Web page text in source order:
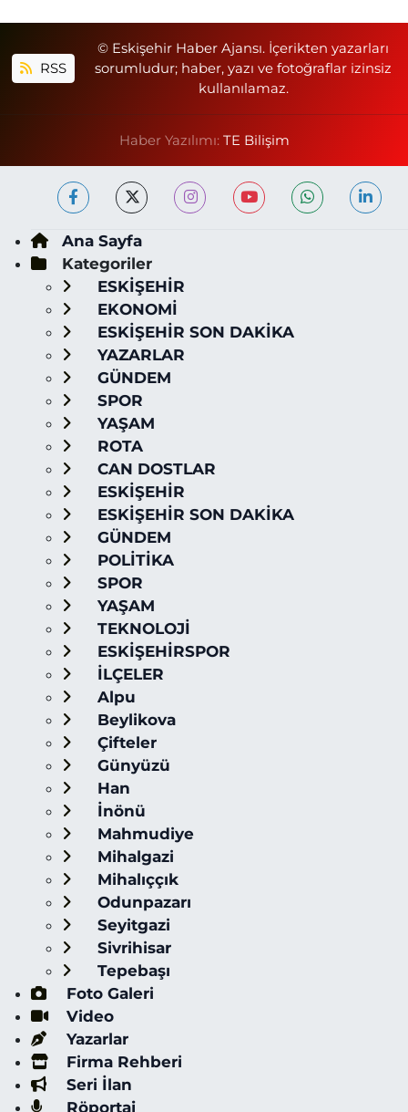
RSS
© Eskişehir Haber Ajansı. İçerikten yazarları
sorumludur; haber, yazı ve fotoğraflar izinsiz
kullanılamaz.
Haber Yazılımı: TE Bilişim
Ana Sayfa
Kategoriler
ESKİŞEHİR
EKONOMİ
ESKİŞEHİR SON DAKİKA
YAZARLAR
GÜNDEM
SPOR
YAŞAM
ROTA
CAN DOSTLAR
ESKİŞEHİR
ESKİŞEHİR SON DAKİKA
GÜNDEM
POLİTİKA
SPOR
YAŞAM
TEKNOLOJİ
ESKİŞEHİRSPOR
İLÇELER
Alpu
Beylikova
Çifteler
Günyüzü
Han
İnönü
Mahmudiye
Mihalgazi
Mihalıççık
Odunpazarı
Seyitgazi
Sivrihisar
Tepebaşı
Foto Galeri
Video
Yazarlar
Firma Rehberi
Seri İlan
Röportaj